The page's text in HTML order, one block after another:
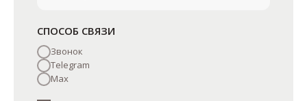
СПОСОБ СВЯЗИ
Звонок
Telegram
Max
+7 (926) 728-06-70
mosspecstroy2014@ya.ru
г. Москва, Дорожная улица, 21